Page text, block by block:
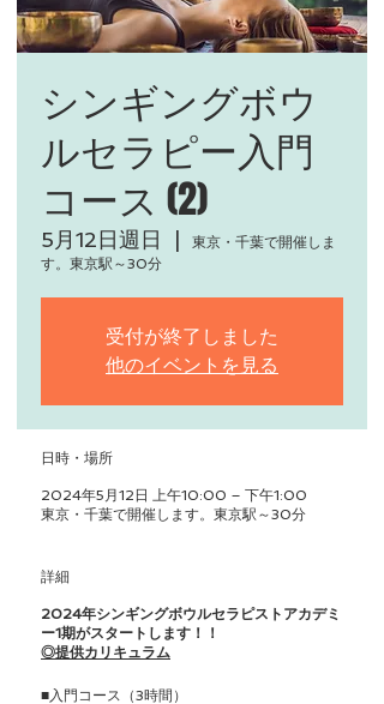
シンギングボウ
ルセラピー入門
コース (2)
5月12日週日
  |
東京・千葉で開催しま
す。東京駅～30分
受付が終了しました
他のイベントを見る
日時・場所
2024年5月12日 上午10:00 – 下午1:00
東京・千葉で開催します。東京駅～30分
詳細
2024年シンギングボウルセラピストアカデミ
ー1期がスタートします！！
◎提供カリキュラム
■入門コース（3時間）